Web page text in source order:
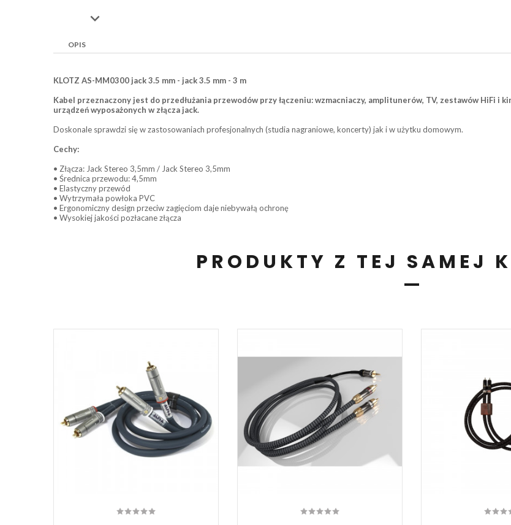

OPIS
KLOTZ AS-MM0300 jack 3.5 mm - jack 3.5 mm - 3 m
Kabel przeznaczony jest do przedłużania przewodów przy łączeniu: wzmacniaczy, amplitunerów, TV, zestawów HiFi i
urządzeń wyposażonych w złącza jack.
Doskonale sprawdzi się w zastosowaniach profesjonalnych (studia nagraniowe, koncerty) jak i w użytku domowym.
Cechy:
• Złącza: Jack Stereo 3,5mm / Jack Stereo 3,5mm
• Średnica przewodu: 4,5mm
• Elastyczny przewód
• Wytrzymała powłoka PVC
• Ergonomiczny design przeciw zagięciom daje niebywałą ochronę
• Wysokiej jakości pozłacane złącza
PRODUKTY Z TEJ SAMEJ